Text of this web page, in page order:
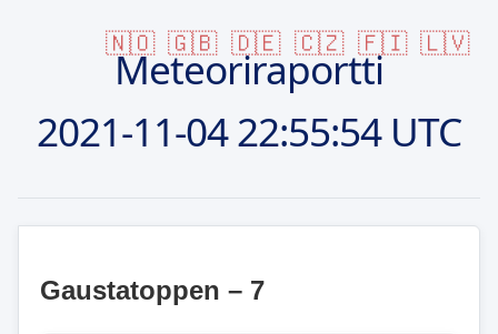
🇳🇴 🇬🇧 🇩🇪 🇨🇿 🇫🇮 🇱🇻
Meteoriraportti
2021-11-0422:55:54 UTC
Gaustatoppen – 7